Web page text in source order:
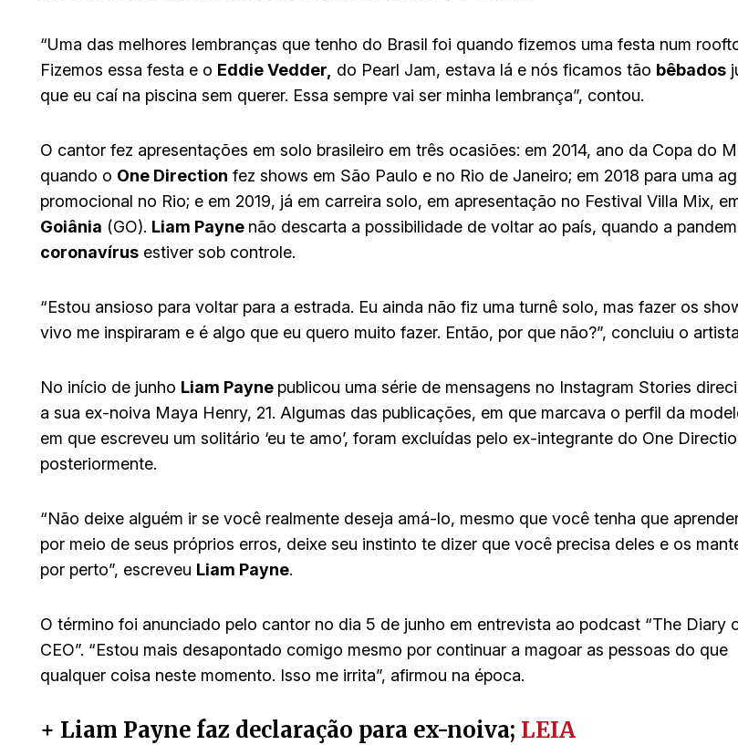
“Uma das melhores lembranças que tenho do Brasil foi quando fizemos uma festa num
Fizemos essa festa e o Eddie Vedder, do Pearl Jam, estava lá e nós ficamos tão bêbados
que eu caí na piscina sem querer. Essa sempre vai ser minha lembrança”, contou.
O cantor fez apresentações em solo brasileiro em três ocasiões: em 2014, ano da Copa do
quando o One Direction fez shows em São Paulo e no Rio de Janeiro; em 2018 para uma
promocional no Rio; e em 2019, já em carreira solo, em apresentação no Festival Villa Mix,
Goiânia (GO). Liam Payne não descarta a possibilidade de voltar ao país, quando a
coronavírus estiver sob controle.
“Estou ansioso para voltar para a estrada. Eu ainda não fiz uma turnê solo, mas fazer os
vivo me inspiraram e é algo que eu quero muito fazer. Então, por que não?”, concluiu o
No início de junho Liam Payne publicou uma série de mensagens no Instagram Stories
a sua ex-noiva Maya Henry, 21. Algumas das publicações, em que marcava o perfil da
em que escreveu um solitário ‘eu te amo’, foram excluídas pelo ex-integrante do One
posteriormente.
“Não deixe alguém ir se você realmente deseja amá-lo, mesmo que você tenha que
por meio de seus próprios erros, deixe seu instinto te dizer que você precisa deles e os
por perto”, escreveu Liam Payne.
O término foi anunciado pelo cantor no dia 5 de junho em entrevista ao podcast “The Diary
CEO”. “Estou mais desapontado comigo mesmo por continuar a magoar as pessoas do que
qualquer coisa neste momento. Isso me irrita”, afirmou na época.
+ Liam Payne faz declaração para ex-noiva; LEIA